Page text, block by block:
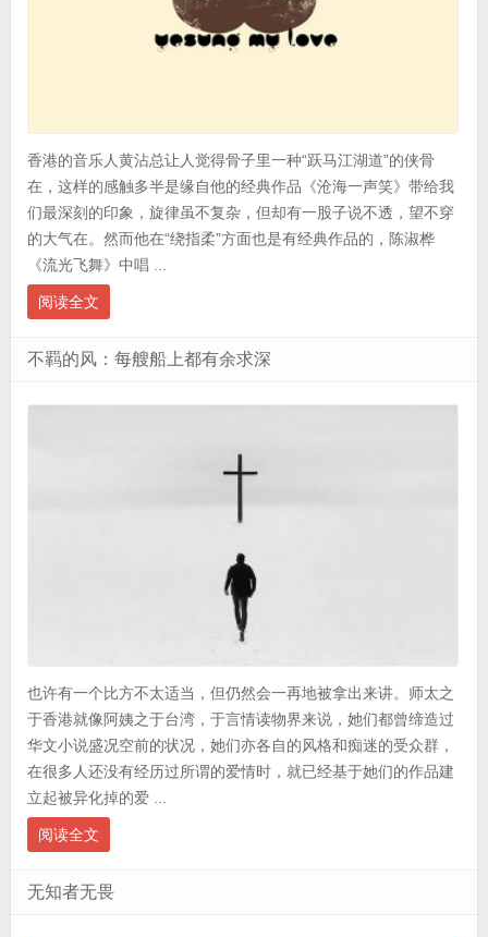
香港的音乐人黄沾总让人觉得骨子里一种“跃马江湖道”的侠骨
在，这样的感触多半是缘自他的经典作品《沧海一声笑》带给我
们最深刻的印象，旋律虽不复杂，但却有一股子说不透，望不穿
的大气在。然而他在“绕指柔”方面也是有经典作品的，陈淑桦
《流光飞舞》中唱 ...
阅读全文
不羁的风：每艘船上都有余求深
也许有一个比方不太适当，但仍然会一再地被拿出来讲。师太之
于香港就像阿姨之于台湾，于言情读物界来说，她们都曾缔造过
华文小说盛况空前的状况，她们亦各自的风格和痴迷的受众群，
在很多人还没有经历过所谓的爱情时，就已经基于她们的作品建
立起被异化掉的爱 ...
阅读全文
无知者无畏